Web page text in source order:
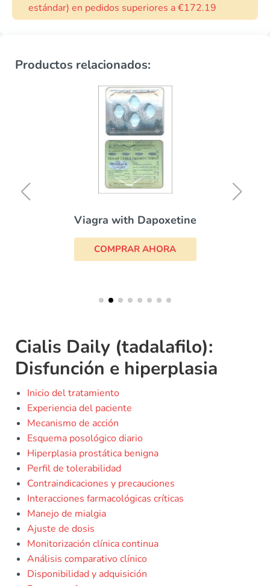
estándar) en pedidos superiores a €172.19
Productos relacionados:
Viagra with Dapoxetine
COMPRAR AHORA
Cialis Daily (tadalafilo):
Disfunción e hiperplasia
Inicio del tratamiento
Experiencia del paciente
Mecanismo de acción
Esquema posológico diario
Hiperplasia prostática benigna
Perfil de tolerabilidad
Contraindicaciones y precauciones
Interacciones farmacológicas críticas
Manejo de mialgia
Ajuste de dosis
Monitorización clínica continua
Análisis comparativo clínico
Disponibilidad y adquisición